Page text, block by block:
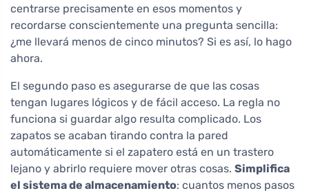
centrarse precisamente en esos momentos y
recordarse conscientemente una pregunta sencilla:
¿me llevará menos de cinco minutos? Si es así, lo hago
ahora.
El segundo paso es asegurarse de que las cosas
tengan lugares lógicos y de fácil acceso. La regla no
funciona si guardar algo resulta complicado. Los
zapatos se acaban tirando contra la pared
automáticamente si el zapatero está en un trastero
lejano y abrirlo requiere mover otras cosas. Simplifica
el sistema de almacenamiento: cuantos menos pasos